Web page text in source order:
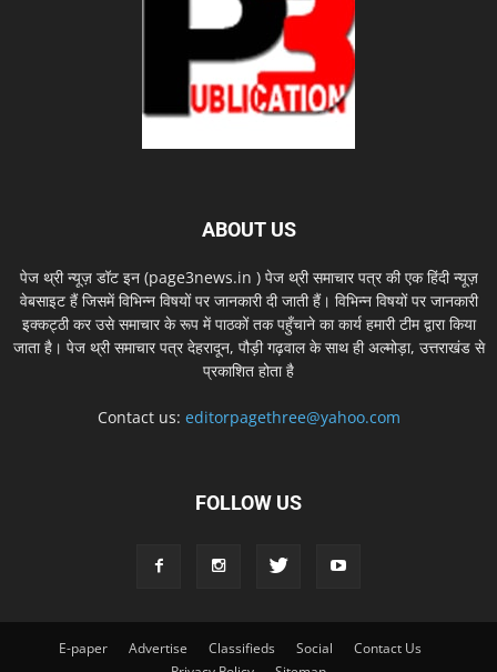
ABOUT US
पेज थ्री न्यूज़ डॉट इन (page3news.in ) पेज थ्री समाचार पत्र की एक हिंदी न्यूज़
वेबसाइट हैं जिसमें विभिन्न विषयों पर जानकारी दी जाती हैं। विभिन्न विषयों पर जानकारी
इक्कट्ठी कर उसे समाचार के रूप में पाठकों तक पहुँचाने का कार्य हमारी टीम द्वारा किया
जाता है। पेज थ्री समाचार पत्र देहरादून, पौड़ी गढ़वाल के साथ ही अल्मोड़ा, उत्तराखंड से
प्रकाशित होता है
Contact us: editorpagethree@yahoo.com
FOLLOW US
E-paper Advertise Classifieds Social
Contact Us